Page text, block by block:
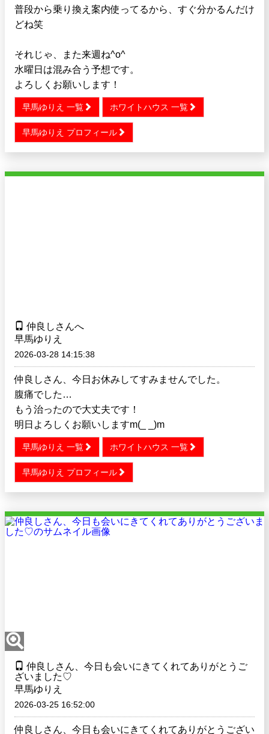
普段から乗り換え案内使ってるから、すぐ分かるんだけ
どね笑
それじゃ、また来週ね^o^
水曜日は混み合う予想です。
よろしくお願いします！
早馬ゆりえ 一覧 ホワイトハウス 一覧
早馬ゆりえ プロフィール
仲良しさんへ
早馬ゆりえ
2026-03-28 14:15:38
仲良しさん、今日お休みしてすみませんでした。
腹痛でした…
もう治ったので大丈夫です！
明日よろしくお願いしますm(_ _)m
早馬ゆりえ 一覧 ホワイトハウス 一覧
早馬ゆりえ プロフィール
仲良しさん、今日も会いにきてくれてありがとうご
ざいました♡
早馬ゆりえ
2026-03-25 16:52:00
仲良しさん、今日も会いにきてくれてありがとうござい